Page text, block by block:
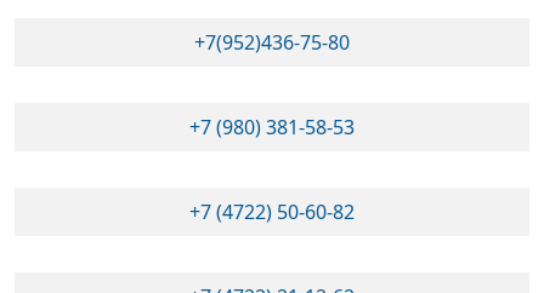
+7(952)436-75-80
+7 (980) 381-58-53
+7 (4722) 50-60-82